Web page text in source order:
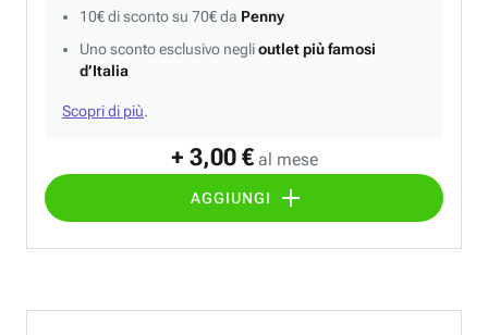
+ 3,00 € al mese
AGGIUNGI
10€ di sconto su 70€ da Penny
Uno sconto esclusivo neglioutlet più famosi
d’Italia
Scopri di più.